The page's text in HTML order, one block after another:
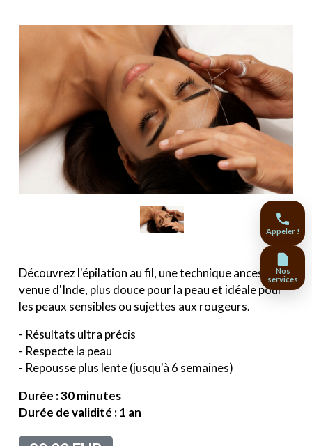
Découvrez l'épilation au fil, une technique ancestrale
venue d'Inde, plus douce pour la peau et idéale pour
les peaux sensibles ou sujettes aux rougeurs.
- Résultats ultra précis
- Respecte la peau
- Repousse plus lente (jusqu'à 6 semaines)
Durée : 30 minutes
Durée de validité : 1 an
Appeler !
Nos
services